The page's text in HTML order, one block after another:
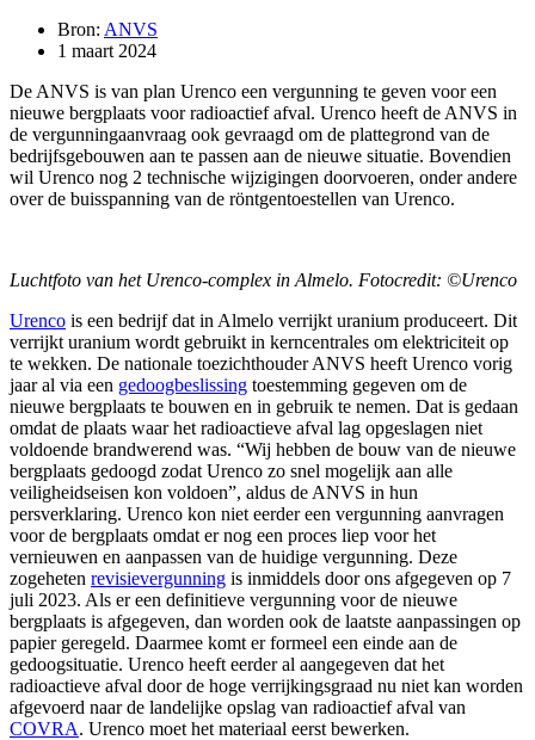
Bron: ANVS
1 maart 2024
De ANVS is van plan Urenco een vergunning te geven voor een
nieuwe bergplaats voor radioactief afval. Urenco heeft de ANVS in
de vergunningaanvraag ook gevraagd om de plattegrond van de
bedrijfsgebouwen aan te passen aan de nieuwe situatie. Bovendien
wil Urenco nog 2 technische wijzigingen doorvoeren, onder andere
over de buisspanning van de röntgentoestellen van Urenco.
Luchtfoto van het Urenco-complex in Almelo. Fotocredit: ©Urenco
Urenco is een bedrijf dat in Almelo verrijkt uranium produceert. Dit
verrijkt uranium wordt gebruikt in kerncentrales om elektriciteit op
te wekken. De nationale toezichthouder ANVS heeft Urenco vorig
jaar al via een gedoogbeslissing toestemming gegeven om de
nieuwe bergplaats te bouwen en in gebruik te nemen. Dat is gedaan
omdat de plaats waar het radioactieve afval lag opgeslagen niet
voldoende brandwerend was. “Wij hebben de bouw van de nieuwe
bergplaats gedoogd zodat Urenco zo snel mogelijk aan alle
veiligheidseisen kon voldoen”, aldus de ANVS in hun
persverklaring. Urenco kon niet eerder een vergunning aanvragen
voor de bergplaats omdat er nog een proces liep voor het
vernieuwen en aanpassen van de huidige vergunning. Deze
zogeheten revisievergunning is inmiddels door ons afgegeven op 7
juli 2023. Als er een definitieve vergunning voor de nieuwe
bergplaats is afgegeven, dan worden ook de laatste aanpassingen op
papier geregeld. Daarmee komt er formeel een einde aan de
gedoogsituatie. Urenco heeft eerder al aangegeven dat het
radioactieve afval door de hoge verrijkingsgraad nu niet kan worden
afgevoerd naar de landelijke opslag van radioactief afval van
COVRA. Urenco moet het materiaal eerst bewerken.